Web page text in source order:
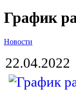
График
Новости
22.04.2022